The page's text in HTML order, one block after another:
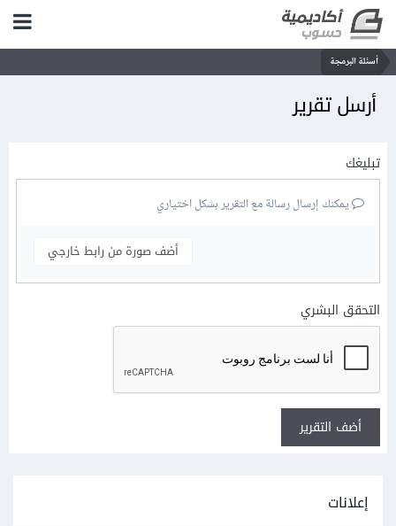
أسئلة البرمجة
أرسل تقرير
تبليغك
يمكنك إرسال رسالة مع التقرير بشكل اختياري
أضف صورة من رابط خارجي
التحقق البشري
أضف التقرير
إعلانات